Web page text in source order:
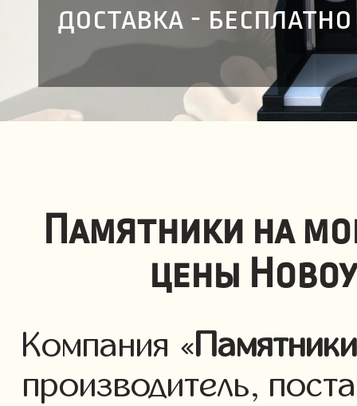
доставка - бесплатно
Памятники на
цены
Компания «Памятники
производитель,